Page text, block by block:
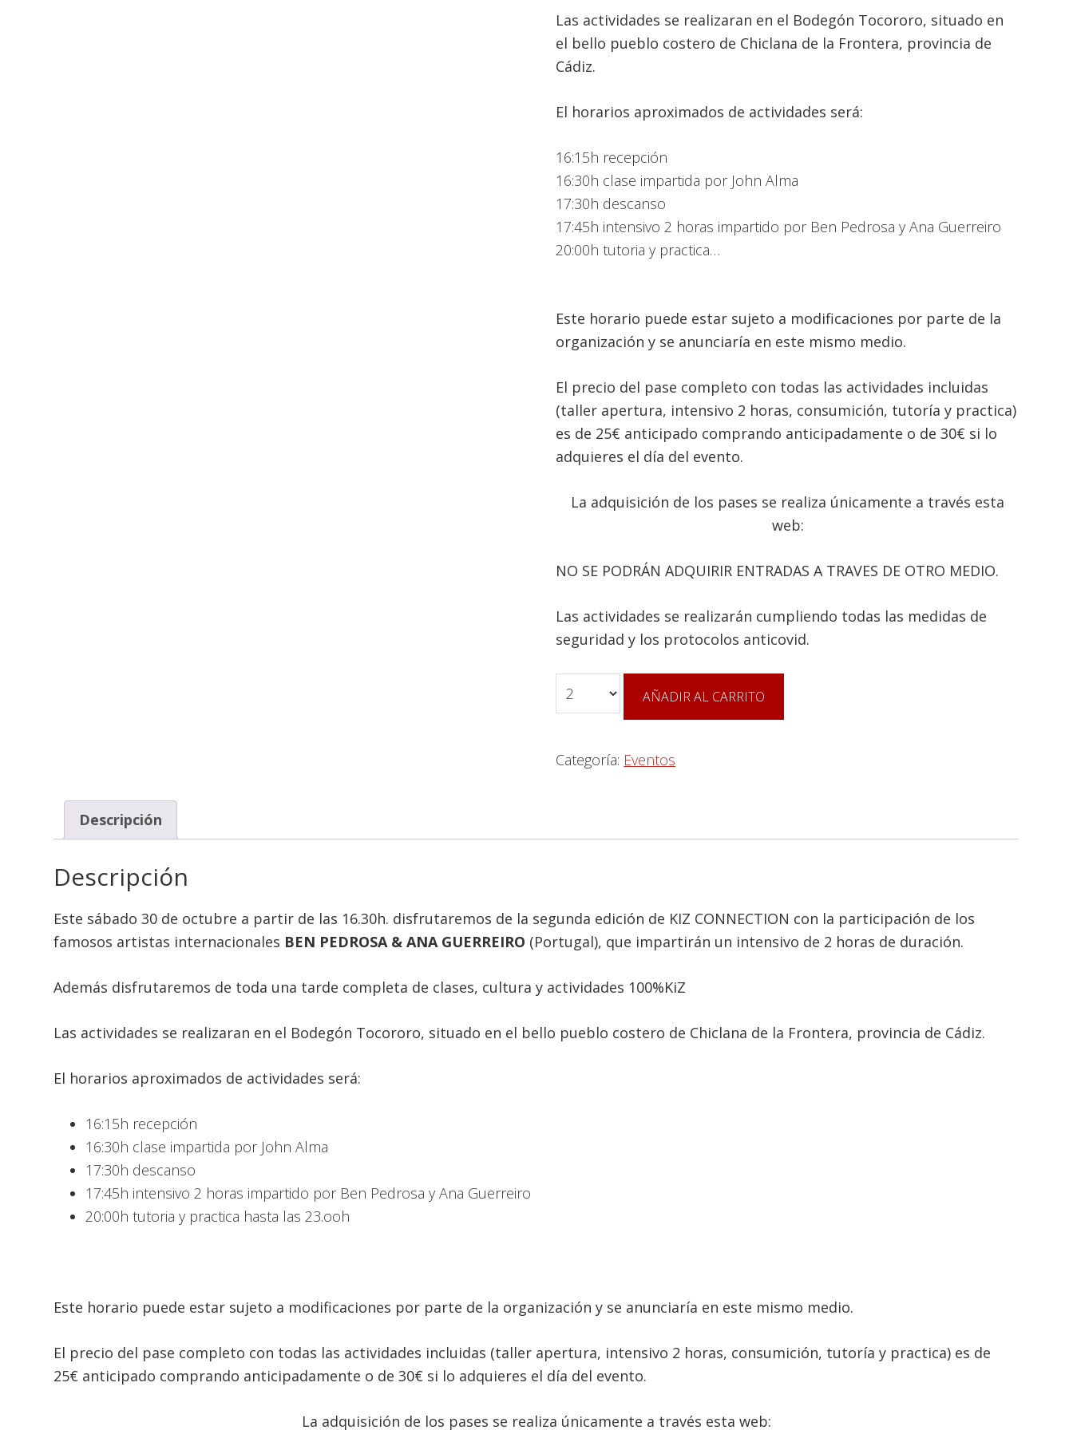
Las actividades se realizaran en el Bodegón Tocororo, situado en
el bello pueblo costero de Chiclana de la Frontera, provincia de
Cádiz.
El horarios aproximados de actividades será:
16:15h recepción
16:30h clase impartida por John Alma
17:30h descanso
17:45h intensivo 2 horas impartido por Ben Pedrosa y Ana Guerreiro
20:00h tutoria y practica…
Este horario puede estar sujeto a modificaciones por parte de la
organización y se anunciaría en este mismo medio.
El precio del pase completo con todas las actividades incluidas
(taller apertura, intensivo 2 horas, consumición, tutoría y practica)
es de 25€ anticipado comprando anticipadamente o de 30€ si lo
adquieres el día del evento.
La adquisición de los pases se realiza únicamente a través esta
web:
NO SE PODRÁN ADQUIRIR ENTRADAS A TRAVES DE OTRO MEDIO.
Las actividades se realizarán cumpliendo todas las medidas de
seguridad y los protocolos anticovid.
Cantidad
AÑADIR AL CARRITO
Categoría: Eventos
Descripción
Descripción
Este sábado 30 de octubre a partir de las 16.30h. disfrutaremos de la segunda edición de KIZ CONNECTION con la participación de los
famosos artistas internacionales BEN PEDROSA & ANA GUERREIRO (Portugal), que impartirán un intensivo de 2 horas de duración.
Además disfrutaremos de toda una tarde completa de clases, cultura y actividades 100%KiZ
Las actividades se realizaran en el Bodegón Tocororo, situado en el bello pueblo costero de Chiclana de la Frontera, provincia de Cádiz.
El horarios aproximados de actividades será:
16:15h recepción
16:30h clase impartida por John Alma
17:30h descanso
17:45h intensivo 2 horas impartido por Ben Pedrosa y Ana Guerreiro
20:00h tutoria y practica hasta las 23.ooh
Este horario puede estar sujeto a modificaciones por parte de la organización y se anunciaría en este mismo medio.
El precio del pase completo con todas las actividades incluidas (taller apertura, intensivo 2 horas, consumición, tutoría y practica) es de
25€ anticipado comprando anticipadamente o de 30€ si lo adquieres el día del evento.
La adquisición de los pases se realiza únicamente a través esta web: